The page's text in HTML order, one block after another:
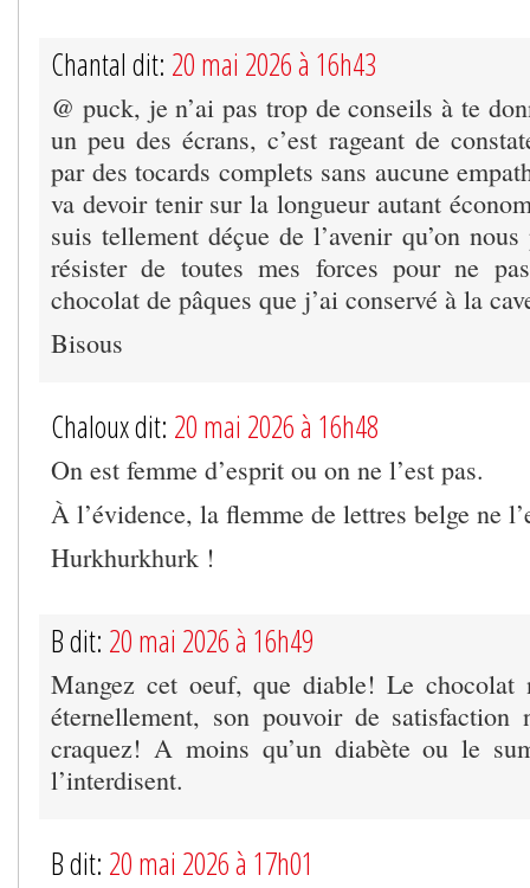
Chantal dit: 20 mai 2026 à 16h43
@ puck, je n’ai pas trop de conseils à te
un peu des écrans, c’est rageant de
par des tocards complets sans aucune
va devoir tenir sur la longueur autant
suis tellement déçue de l’avenir qu’on
résister de toutes mes forces pour ne
chocolat de pâques que j’ai conservé à la
Bisous
Chaloux dit: 20 mai 2026 à 16h48
On est femme d’esprit ou on ne l’est pas.
À l’évidence, la flemme de lettres belge ne
Hurkhurkhurk !
B dit: 20 mai 2026 à 16h49
Mangez cet oeuf, que diable! Le chocolat
éternellement, son pouvoir de satisfaction
craquez! A moins qu’un diabète ou le
l’interdisent.
B dit: 20 mai 2026 à 17h01